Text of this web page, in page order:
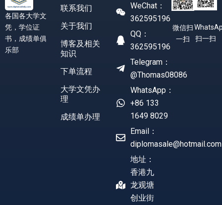
各国各大学文
凭，学位证
书，成绩单俱
乐部
联系我们
关于我们
博客及相关
知识
下单流程
大学文凭办
理
成绩单办理
WeChat：
362595196
QQ：
362595196
Telegram：
@Thomas08086
WhatsApp：
+86 133
1649 8029
Email：
diplomasale@hotmail.com
地址：
香港九
龙观塘
创业街
微信扫
一扫
扫一扫